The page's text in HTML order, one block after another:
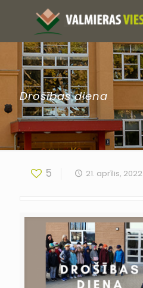
Drošības diena
5 21. aprīlis, 2022